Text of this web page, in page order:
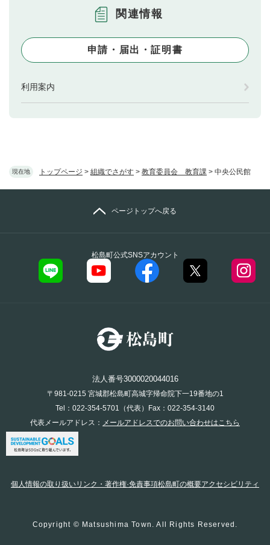
現在地 トップページ > 組織でさがす > 教育委員会 教育課 > 中央公民館
関連情報
申請・届出・証明書
利用案内
松島町公式SNSアカウント
ページトップへ戻る
法人番号3000020044016
〒981-0215 宮城郡松島町高城字帰命院下一19番地の1
Tel：022-354-5701（代表）Fax：022-354-3140
代表メールアドレス： メールアドレスでのお問い合わせはこちら
個人情報の取り扱いリンク・著作権·免責事項松島町の概要アクセシビリティ
Copyright © Matsushima Town. All Rights Reserved.